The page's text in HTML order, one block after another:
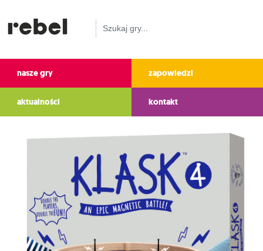
nasze gry zapowiedzi
aktualności kontakt